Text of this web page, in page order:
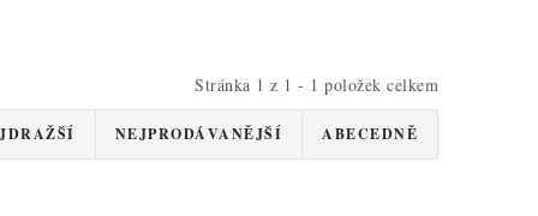
Stránka 1 z 1 - 1 položek celkem
NEJPRODÁVANĚJŠÍ ABECEDNĚ